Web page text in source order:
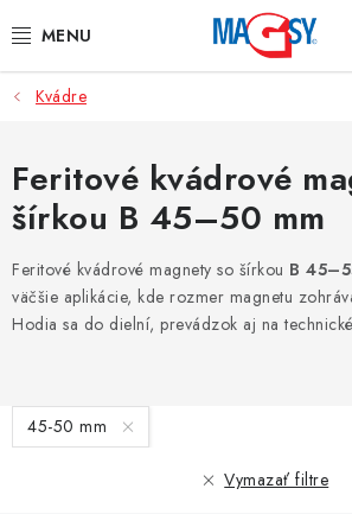
na
HLAVNÉ KATEGÓRIE
MAGNETICKÉ POMÔCKY
PRIEMYSELNÉ MAGNETY
OSTATNÉ MAGNETY
O nás Obchodné podmienky
Kontakt
Odstúpenie od zmluvy
Kvádre
Feritové kvádrové
šírkou B 45–50 mm
Feritové kvádrové magnety so šírkou B
väčšie aplikácie, kde rozmer magnetu
Hodia sa do dielní, prevádzok aj na
V
ý
45-50 mm
Vymazať filtre